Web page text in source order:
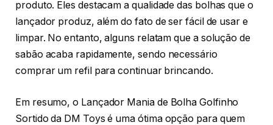
produto. Eles destacam a qualidade das bolhas que o
lançador produz, além do fato de ser fácil de usar e
limpar. No entanto, alguns relatam que a solução de
sabão acaba rapidamente, sendo necessário
comprar um refil para continuar brincando.
Em resumo, o Lançador Mania de Bolha Golfinho
Sortido da DM Toys é uma ótima opção para quem